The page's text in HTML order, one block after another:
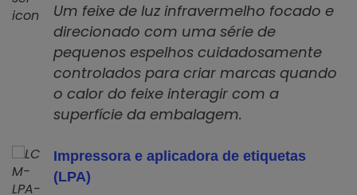
Um feixe de luz infravermelho focado e
direcionado com uma série de
pequenos espelhos cuidadosamente
controlados para criar marcas quando
o calor do feixe interagir com a
superfície da embalagem.
Impressora e aplicadora de etiquetas
(LPA)